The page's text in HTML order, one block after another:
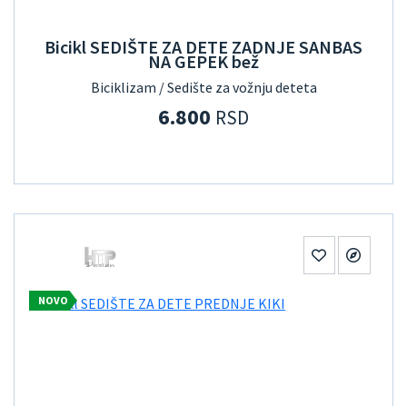
Bicikl SEDIŠTE ZA DETE ZADNJE SANBAS
NA GEPEK bež
Biciklizam / Sedište za vožnju deteta
6.800 RSD
NOVO